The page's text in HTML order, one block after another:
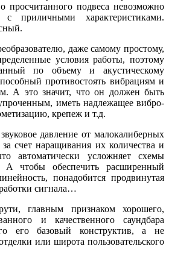
просчитанного подвеса невозможно
с приличными характеристиками.
даже самому простому,
условия работы, поэтому
по объему и акустическому
противостоять вибрациям и
А это значит, что он должен быть
иметь надлежащее вибро-
крепеж и т.д.
давление от малокалиберных
счет наращивания их количества и
автоматически усложняет схемы
А чтобы обеспечить расширенный
понадобится продвинутая
сигнала…
главным признаком хорошего,
и качественного саундбара
его базовый конструктив, а не
или широта пользовательского